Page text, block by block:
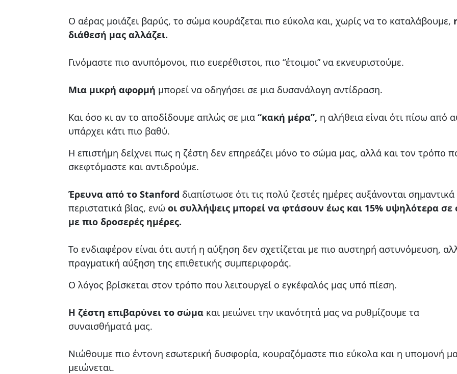
Ο αέρας μοιάζει βαρύς, το σώμα κουράζεται πιο εύκολα και, χωρίς να το καταλάβουμε,
διάθεσή μας αλλάζει.
Γινόμαστε πιο ανυπόμονοι, πιο ευερέθιστοι, πιο “έτοιμοι” να εκνευριστούμε.
Μια μικρή αφορμή μπορεί να οδηγήσει σε μια δυσανάλογη αντίδραση.
Και όσο κι αν το αποδίδουμε απλώς σε μια “κακή μέρα”, η αλήθεια είναι ότι πίσω από
υπάρχει κάτι πιο βαθύ.
Η επιστήμη δείχνει πως η ζέστη δεν επηρεάζει μόνο το σώμα μας, αλλά και τον τρόπο
σκεφτόμαστε και αντιδρούμε.
Έρευνα από το Stanford διαπίστωσε ότι τις πολύ ζεστές ημέρες αυξάνονται σημαντικά
περιστατικά βίας, ενώ οι συλλήψεις μπορεί να φτάσουν έως και 15% υψηλότερα σε
με πιο δροσερές ημέρες.
Το ενδιαφέρον είναι ότι αυτή η αύξηση δεν σχετίζεται με πιο αυστηρή αστυνόμευση,
πραγματική αύξηση της επιθετικής συμπεριφοράς.
Ο λόγος βρίσκεται στον τρόπο που λειτουργεί ο εγκέφαλός μας υπό πίεση.
Η ζέστη επιβαρύνει το σώμα και μειώνει την ικανότητά μας να ρυθμίζουμε τα
συναισθήματά μας.
Νιώθουμε πιο έντονη εσωτερική δυσφορία, κουραζόμαστε πιο εύκολα και η υπομονή
μειώνεται.